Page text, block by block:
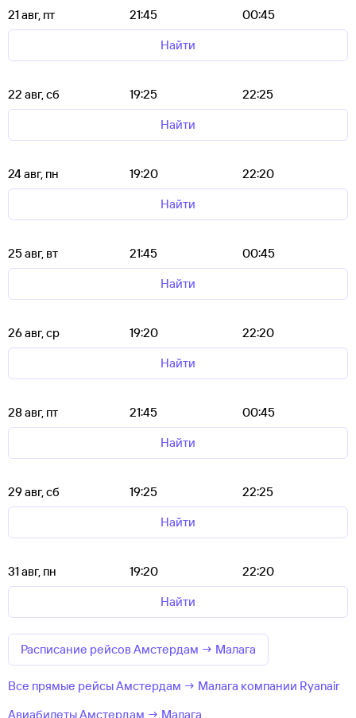
21 авг, пт 21:45
00:45
Найти
22 авг, сб 19:25
22:25
Найти
24 авг, пн 19:20
22:20
Найти
25 авг, вт 21:45
00:45
Найти
26 авг, ср 19:20
22:20
Найти
28 авг, пт 21:45
00:45
Найти
29 авг, сб 19:25
22:25
Найти
31 авг, пн 19:20
22:20
Найти
Расписание рейсов Амстердам → Малага
Все прямые рейсы Амстердам → Малага компании Ryanair
Авиабилеты Амстердам → Малага